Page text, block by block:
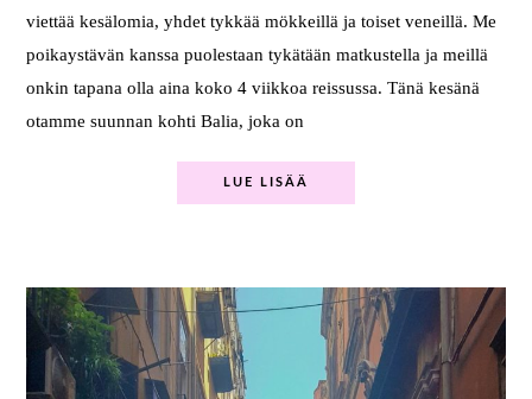
viettää kesälomia, yhdet tykkää mökkeillä ja toiset veneillä. Me
poikaystävän kanssa puolestaan tykätään matkustella ja meillä
onkin tapana olla aina koko 4 viikkoa reissussa. Tänä kesänä
otamme suunnan kohti Balia, joka on
LUE LISÄÄ